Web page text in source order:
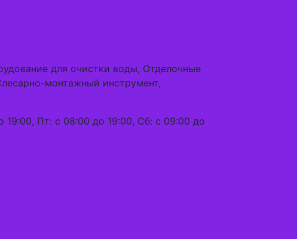
для очистки воды, Отделочные
монтажный инструмент,
Пт: с 08:00 до 19:00, Сб: с 09:00 до